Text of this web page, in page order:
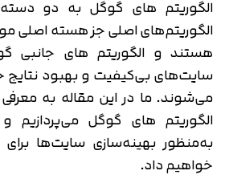
الگوریتم های گوگل به دو
الگوریتم‌های اصلی جز هسته اصلی
هستند و الگوریتم های جانبی
سایت‌های بی‌کیفیت و بهبود نتایج
می‌شوند. ما در این مقاله به
الگوریتم های گوگل می‌پردازیم
به‌منظور بهینه‌سازی سایت‌ها برای
خواهیم داد.